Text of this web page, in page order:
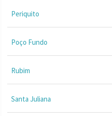
Periquito
Poço Fundo
Rubim
Santa Juliana